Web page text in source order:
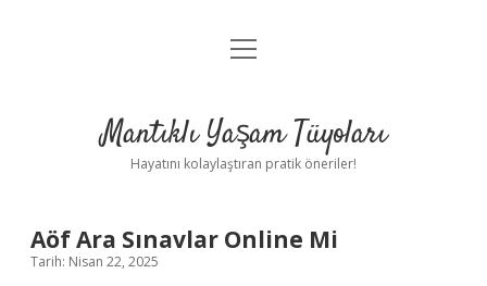
Anasayfa
Yasal Uyarı
menüyü
Mantıklı Yaşam Tüyoları
Hayatını kolaylaştıran pratik öneriler!
Aöf Ara Sınavlar Online Mi
Tarih: Nisan 22, 2025